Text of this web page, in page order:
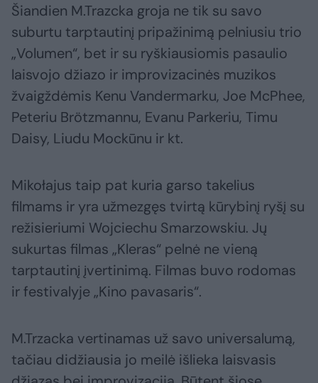
Šiandien M.Trazcka groja ne tik su savo
suburtu tarptautinį pripažinimą pelniusiu trio
„Volumen“, bet ir su ryškiausiomis pasaulio
laisvojo džiazo ir improvizacinės muzikos
žvaigždėmis Kenu Vandermarku, Joe McPhee,
Peteriu Brötzmannu, Evanu Parkeriu, Timu
Daisy, Liudu Mockūnu ir kt.
Mikołajus taip pat kuria garso takelius
filmams ir yra užmezgęs tvirtą kūrybinį ryšį su
režisieriumi Wojciechu Smarzowskiu. Jų
sukurtas filmas „Kleras“ pelnė ne vieną
tarptautinį įvertinimą. Filmas buvo rodomas
ir festivalyje „Kino pavasaris“.
M.Trzacka vertinamas už savo universalumą,
tačiau didžiausia jo meilė išlieka laisvasis